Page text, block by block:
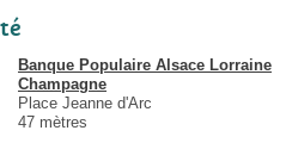
Banque Populaire Alsace Lorraine
Champagne
Place Jeanne d'Arc
47 mètres